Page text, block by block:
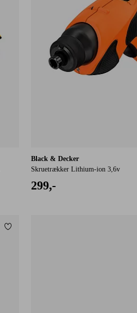
Black & Decker
Skruetrækker Lithium-ion 3,6v
299,-
Tilføj til favoritter